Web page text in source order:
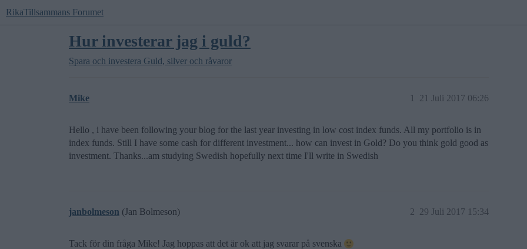
RikaTillsammans Forumet
Hur investerar jag i guld?
Spara och investera Guld, silver och råvaror
Mike 21 Juli 2017 06:26
1
Hello , i have been following your blog for the last year investing in low cost index funds. All my portfolio is in
index funds. Still I have some cash for different investment... how can invest in Gold? Do you think gold good as
investment. Thanks...am studying Swedish hopefully next time I'll write in Swedish
janbolmeson (Jan Bolmeson) 29 Juli 2017 15:34
2
Tack för din fråga Mike! Jag hoppas att det är ok att jag svarar på svenska